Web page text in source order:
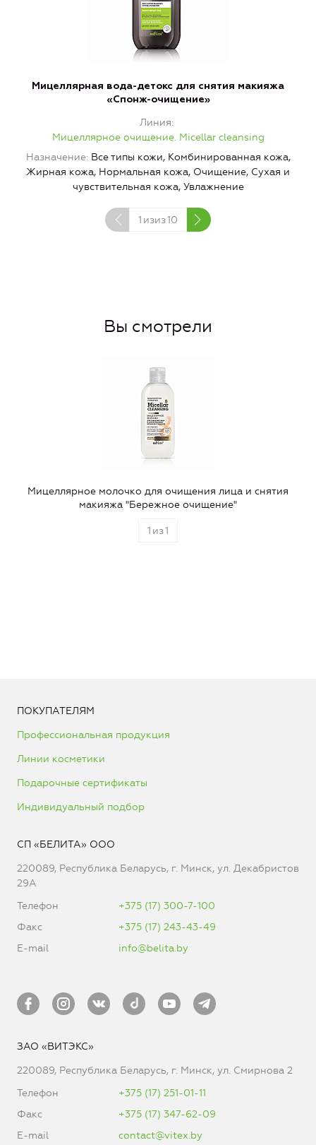
Мицеллярная вода-детокс для снятия макияжа
«Спонж-очищение»
Линия
Мицеллярное очищение. Micellar cleansing
Назначение Все типы кожи, Комбинированная кожа,
Жирная кожа, Нормальная кожа, Очищение, Сухая и
чувствительная кожа, Увлажнение
1 изиз10
Вы смотрели
Мицеллярное молочко для очищения лица и снятия
макияжа "Бережное очищение"
1 из1
ПОКУПАТЕЛЯМ
Профессиональная продукция
Линии косметики
Подарочные сертификаты
Индивидуальный подбор
СП «БЕЛИТА» ООО
220089, Республика Беларусь, г. Минск, ул. Декабристов
29А
Телефон
+375 (17) 300-7-100
Факс
+375 (17) 243-43-49
E-mail
info@belita.by
ЗАО «ВИТЭКС»
220089, Республика Беларусь, г. Минск, ул. Смирнова 2
Телефон
+375 (17) 251-01-11
Факс
+375 (17) 347-62-09
E-mail
contact@vitex.by